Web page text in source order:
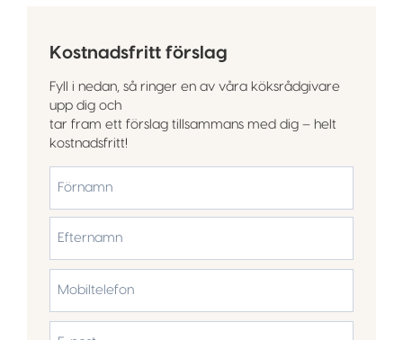
Kostnadsfritt förslag
Fyll i nedan, så ringer en av våra köksrådgivare
upp dig och
tar fram ett förslag tillsammans med dig – helt
kostnadsfritt!
Efternamn